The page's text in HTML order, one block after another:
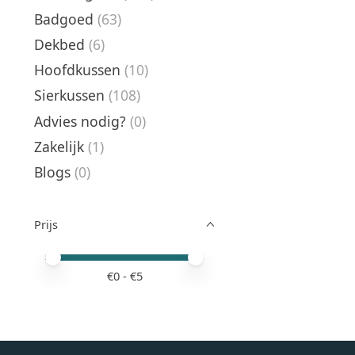
Badgoed (63)
Dekbed (6)
Hoofdkussen (10)
Sierkussen (108)
Advies nodig? (0)
Zakelijk (1)
Blogs (0)
Prijs
Minimale prijswaarde
Price maximum value
€0- €5